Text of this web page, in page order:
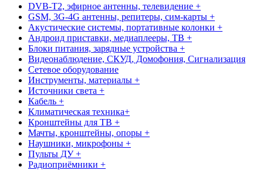
DVB-T2, эфирное антенны, телевидение +
GSM, 3G-4G антенны, репитеры, сим-карты +
Акустические системы, портативные колонки +
Андроид приставки, медиаплееры, ТВ +
Блоки питания, зарядные устройства +
Видеонаблюдение, СКУД, Домофония, Сигнализация
Сетевое оборудование
Инструменты, материалы +
Источники света +
Кабель +
Климатическая техника+
Кронштейны для ТВ +
Мачты, кронштейны, опоры +
Наушники, микрофоны +
Пульты ДУ +
Радиоприёмники +